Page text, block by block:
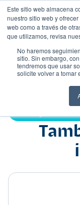
Este sitio web almacena
nuestro sitio web y
web como a través de
que utilizamos, revisa
No haremos
sitio. Sin embargo,
tendremos que usar
solicite volver a tomar
Nombre